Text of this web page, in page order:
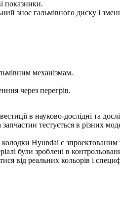
показники.
знос гальмівного диску і
механізмам.
через перегрів.
в науково-дослідні та
тестується в різних
Hyundai є
були зроблені в
від реальних кольорів і